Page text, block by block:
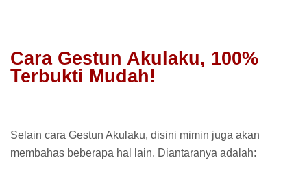
Cara Gestun Akulaku, 100%
Terbukti Mudah!
Selain cara Gestun Akulaku, disini mimin juga akan
membahas beberapa hal lain. Diantaranya adalah: